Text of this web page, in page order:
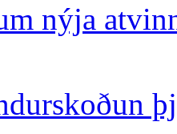
nýja